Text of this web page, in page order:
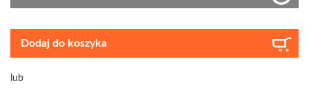
Dodaj do koszyka
lub